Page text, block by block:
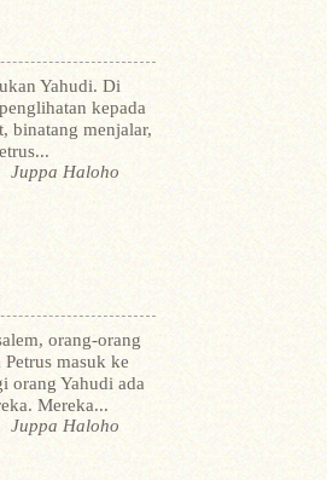
Yahudi. Di
kepada
binatang menjalar,
Juppa Haloho
orang-orang
masuk ke
orang Yahudi ada
Mereka...
Juppa Haloho